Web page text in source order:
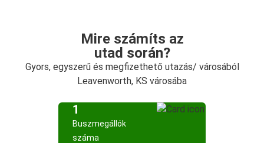
Mire számíts az
utad során?
Gyors, egyszerű és megfizethető utazás/ városából
Leavenworth, KS városába
1
Buszmegállók
száma